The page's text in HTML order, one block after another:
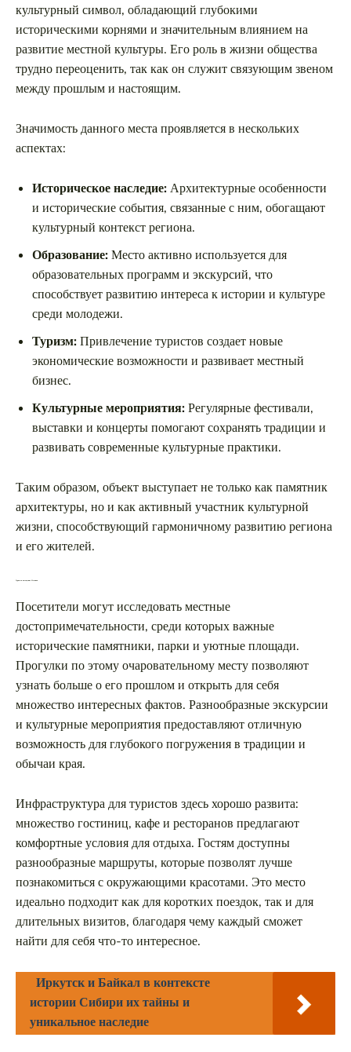
культурный символ, обладающий глубокими
историческими корнями и значительным влиянием на
развитие местной культуры. Его роль в жизни общества
трудно переоценить, так как он служит связующим звеном
между прошлым и настоящим.
Значимость данного места проявляется в нескольких
аспектах:
Историческое наследие:Архитектурные особенности
и исторические события, связанные с ним, обогащают
культурный контекст региона.
Образование:Место активно используется для
образовательных программ и экскурсий, что
способствует развитию интереса к истории и культуре
среди молодежи.
Туризм:Привлечение туристов создает новые
экономические возможности и развивает местный
бизнес.
Культурные мероприятия:Регулярные фестивали,
выставки и концерты помогают сохранять традиции и
развивать современные культурные практики.
Таким образом, объект выступает не только как памятник
архитектуры, но и как активный участник культурной
жизни, способствующий гармоничному развитию региона
и его жителей.
Туризм и посещение Несвижа
Посетители могут исследовать местные
достопримечательности, среди которых важные
исторические памятники, парки и уютные площади.
Прогулки по этому очаровательному месту позволяют
узнать больше о его прошлом и открыть для себя
множество интересных фактов. Разнообразные экскурсии
и культурные мероприятия предоставляют отличную
возможность для глубокого погружения в традиции и
обычаи края.
Инфраструктура для туристов здесь хорошо развита:
множество гостиниц, кафе и ресторанов предлагают
комфортные условия для отдыха. Гостям доступны
разнообразные маршруты, которые позволят лучше
познакомиться с окружающими красотами. Это место
идеально подходит как для коротких поездок, так и для
длительных визитов, благодаря чему каждый сможет
найти для себя что-то интересное.
Иркутск и Байкал в контексте
истории Сибири их тайны и
уникальное наследие